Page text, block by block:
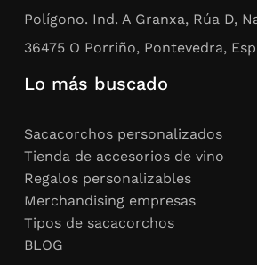
Polígono. Ind. A Granxa, Rúa D,
36475 O Porriño, Pontevedra,
Lo más buscado
Sacacorchos personalizados
Tienda de accesorios de vino
Regalos personalizables
Merchandising empresas
Tipos de sacacorchos
BLOG